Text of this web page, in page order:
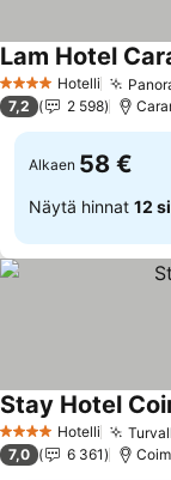
4 Tähtiluokitus
Hotelli
Lam Hotel
7,2 2 598
Alkaen 58 €
Näytä hinnat 12
4 Tähtiluokitus
Hotelli
Stay Hotel
7,0 6 361